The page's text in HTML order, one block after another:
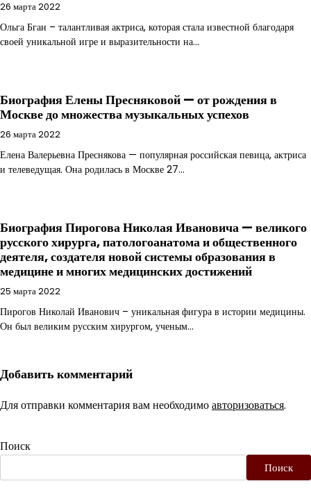
26 марта 2022
Ольга Бган – талантливая актриса, которая стала известной благодаря
своей уникальной игре и выразительности на…
Биография Елены Пресняковой — от рождения в
Москве до множества музыкальных успехов
26 марта 2022
Елена Валерьевна Преснякова — популярная российская певица, актриса
и телеведущая. Она родилась в Москве 27…
Биография Пирогова Николая Ивановича — великого
русского хирурга, патологоанатома и общественного
деятеля, создателя новой системы образования в
медицине и многих медицинских достижений
25 марта 2022
Пирогов Николай Иванович – уникальная фигура в истории медицины.
Он был великим русским хирургом, ученым…
Добавить комментарий
Для отправки комментария вам необходимоавторизоваться.
Поиск
Поиск